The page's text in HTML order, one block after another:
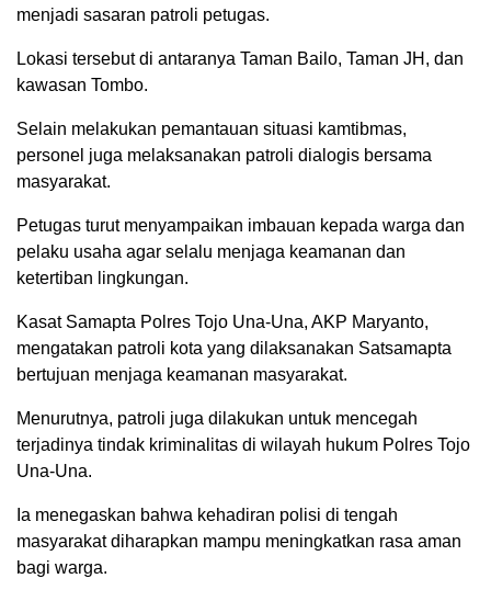
menjadi sasaran patroli petugas.
Lokasi tersebut di antaranya Taman Bailo, Taman JH, dan
kawasan Tombo.
Selain melakukan pemantauan situasi kamtibmas,
personel juga melaksanakan patroli dialogis bersama
masyarakat.
Petugas turut menyampaikan imbauan kepada warga dan
pelaku usaha agar selalu menjaga keamanan dan
ketertiban lingkungan.
Kasat Samapta Polres Tojo Una-Una, AKP Maryanto,
mengatakan patroli kota yang dilaksanakan Satsamapta
bertujuan menjaga keamanan masyarakat.
Menurutnya, patroli juga dilakukan untuk mencegah
terjadinya tindak kriminalitas di wilayah hukum Polres Tojo
Una-Una.
Ia menegaskan bahwa kehadiran polisi di tengah
masyarakat diharapkan mampu meningkatkan rasa aman
bagi warga.